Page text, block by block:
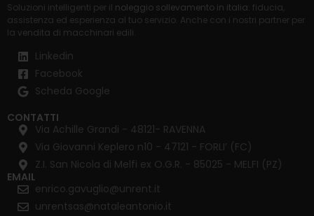
Soluzioni intelligenti per il noleggio sollevamento in italia : fiducia,
assistenza ed esperienza al tuo servizio. Anche con i nostri partner per
la vendita di macchinari edili
Linkedin
Facebook
Scheda Google
CONTATTI
Via Achille Grandi - 48121- RAVENNA
Via Giovanni Keplero n10 - 47121 - FORLI’ (FC)
Z.I. San Nicola di Melfi ex O.G.R. - 85025 - MELFI (PZ)
EMAIL
enrico.gavuglio@unrent.it
unrentsas@nataleantonio.it